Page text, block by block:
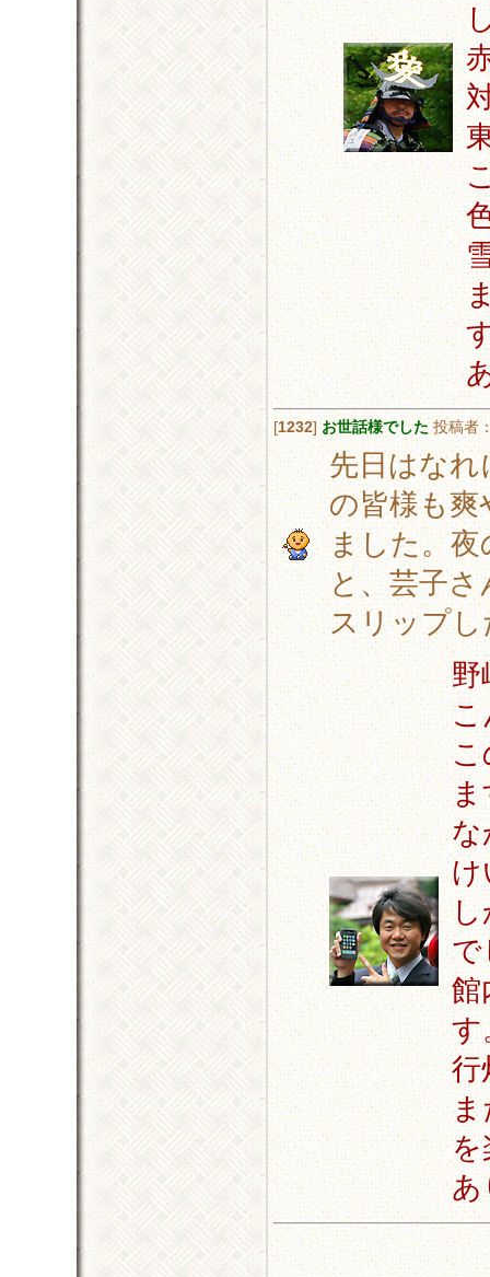
[1232] お世話様でした 投稿者
先日はな
の皆様も爽
ました。
と、芸子
スリップ
野
こ
こ
ま
な
し
で
館
す
行
を
あ